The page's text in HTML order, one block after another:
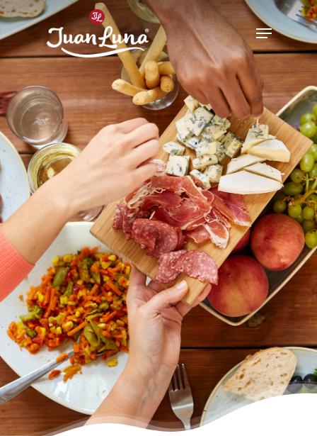
Hit enter to search or ESC to close